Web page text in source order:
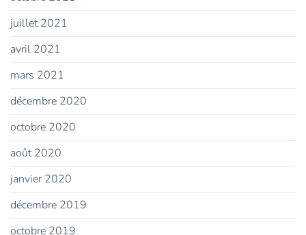
juillet 2021
avril 2021
mars 2021
décembre 2020
octobre 2020
août 2020
janvier 2020
décembre 2019
octobre 2019